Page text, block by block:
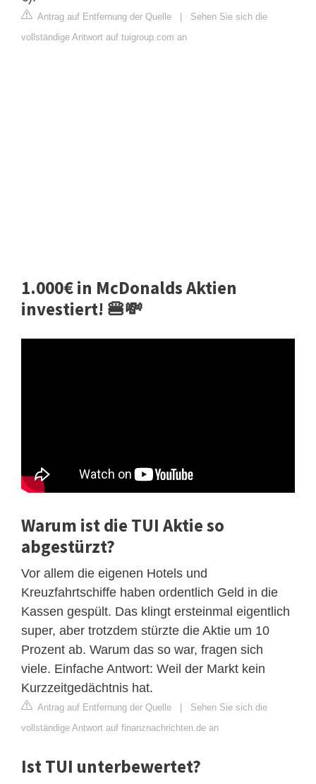
Antrag auf Entfernung der Quelle
Sehen Sie sich die
vollständige Antwort auf tuigroup.com an
1.000€ in McDonalds Aktien
investiert! 🍔💸
Warum ist die TUI Aktie so
abgestürzt?
Vor allem die eigenen Hotels und
Kreuzfahrtschiffe haben ordentlich Geld in die
Kassen gespült. Das klingt ersteinmal eigentlich
super, aber trotzdem stürzte die Aktie um 10
Prozent ab. Warum das so war, fragen sich
viele. Einfache Antwort: Weil der Markt kein
Kurzzeitgedächtnis hat.
Antrag auf Entfernung der Quelle | Sehen Sie sich die
vollständige Antwort auf finanznachrichten.de an
Ist TUI unterbewertet?